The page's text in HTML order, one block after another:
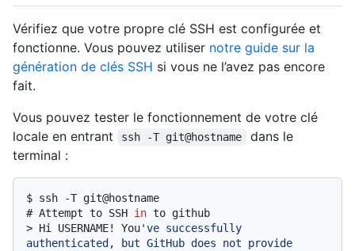
Vérifiez que votre propre clé SSH est configurée et
fonctionne. Vous pouvez utiliser notre guide sur la
génération de clés SSH si vous ne l’avez pas encore
fait.
Vous pouvez tester le fonctionnement de votre clé
locale en entrant
ssh -T git@hostname
dans le
terminal :
$ ssh -T git@hostname
# Attempt to SSH in to github
> Hi USERNAME! You've successfully
authenticated, but GitHub does not provide